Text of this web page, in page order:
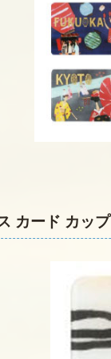
カード カッ